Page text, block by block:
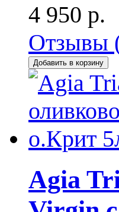
4 950 р.
Отзывы
Добавить в корзину
Agia